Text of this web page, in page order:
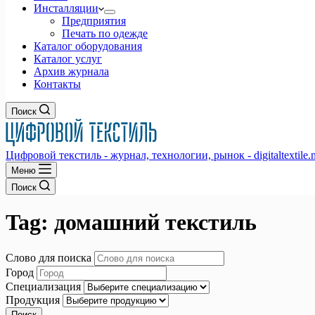
Инсталляции
Предприятия
Печать по одежде
Каталог оборудования
Каталог услуг
Архив журнала
Контакты
Поиск
Цифровой текстиль - журнал, технологии, рынок -
Меню
Поиск
Tag: домашний текстиль
Слово для поиска
Город
Специализация
Продукция